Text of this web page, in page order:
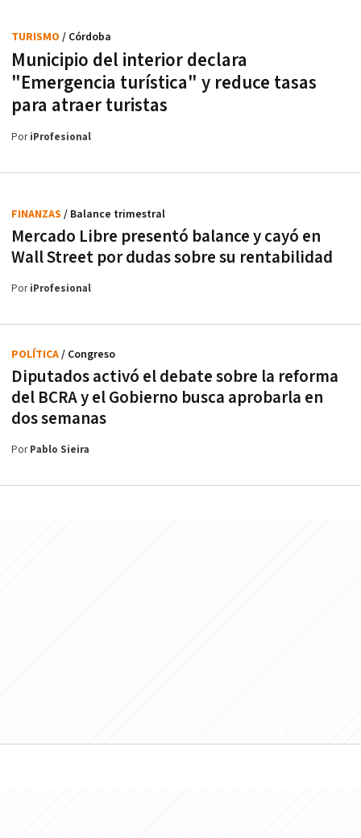
Municipio del interior declara
"Emergencia turística" y reduce tasas
para atraer turistas
TURISMO / Córdoba
PoriProfesional
Mercado Libre presentó balance y cayó en
Wall Street por dudas sobre su rentabilidad
FINANZAS / Balance trimestral
PoriProfesional
Diputados activó el debate sobre la reforma
del BCRA y el Gobierno busca aprobarla en
dos semanas
POLÍTICA/ Congreso
PorPablo Sieira